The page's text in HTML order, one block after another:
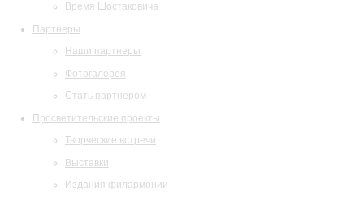
Время Шостаковича
Партнеры
Наши партнеры
Фотогалерея
Стать партнером
Просветительские проекты
Творческие встречи
Выставки
Издания филармонии